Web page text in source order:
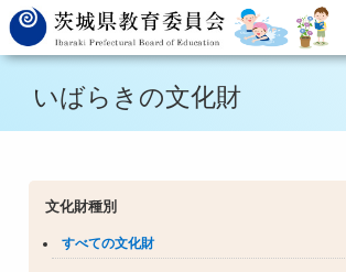
いばらきの文化財
文化財種別
すべての文化財